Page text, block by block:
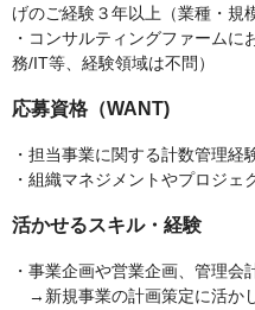
げのご経験３年以上（業種・規
・コンサルティングファーム
務/IT等、経験領域は不問）
応募資格（WANT)
・担当事業に関する計数管理
・組織マネジメントやプロジェ
活かせるスキル・経験
・事業企画や営業企画、管理
→新規事業の計画策定に活か